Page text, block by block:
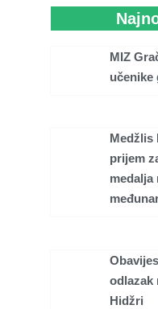
MIZ
učenike
Medžlis
prijem
medalja
odlazak
Hidžri